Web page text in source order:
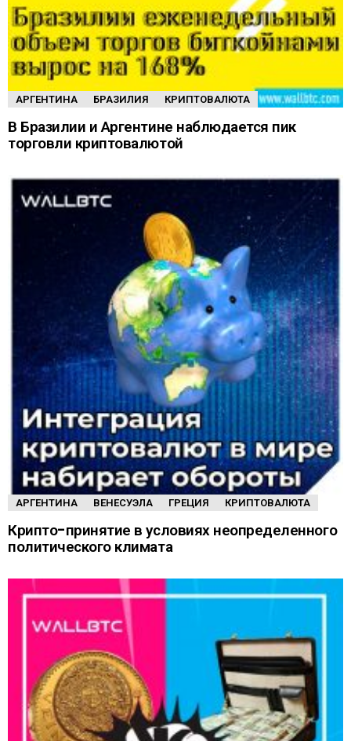
АРГЕНТИНА БРАЗИЛИЯ КРИПТОВАЛЮТА
В Бразилии и Аргентине наблюдается пик
торговли криптовалютой
АРГЕНТИНА ВЕНЕСУЭЛА ГРЕЦИЯ КРИПТОВАЛЮТА
Крипто-принятие в условиях неопределенного
политического климата